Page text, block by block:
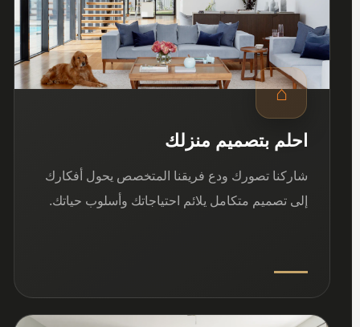
⌂
احلم بتصميم منزلك
شاركنا تصورك ودع فريقنا المتخصص يحول أفكارك
إلى تصميم متكامل يلائم احتياجاتك وأسلوب حياتك.